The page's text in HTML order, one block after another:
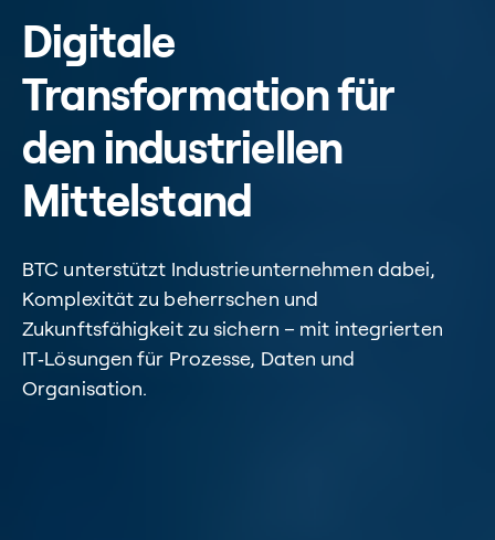
Digitale
Transformation für
den industriellen
Mittelstand
BTC unterstützt Industrieunternehmen dabei,
Komplexität zu beherrschen und
Zukunftsfähigkeit zu sichern – mit integrierten
IT‑Lösungen für Prozesse, Daten und
Organisation.